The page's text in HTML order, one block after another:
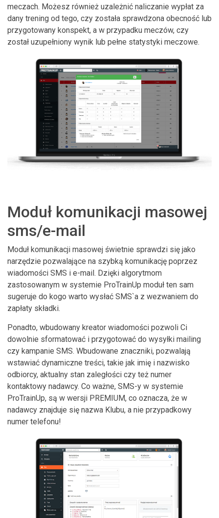
meczach. Możesz również uzależnić naliczanie wypłat za
dany trening od tego, czy została sprawdzona obecność lub
przygotowany konspekt, a w przypadku meczów, czy
został uzupełniony wynik lub pełne statystyki meczowe.
Moduł komunikacji masowej
sms/e-mail
Moduł komunikacji masowej świetnie sprawdzi się jako
narzędzie pozwalające na szybką komunikację poprzez
wiadomości SMS i e-mail. Dzięki algorytmom
zastosowanym w systemie ProTrainUp moduł ten sam
sugeruje do kogo warto wysłać SMS`a z wezwaniem do
zapłaty składki.
Ponadto, wbudowany kreator wiadomości pozwoli Ci
dowolnie sformatować i przygotować do wysyłki mailing
czy kampanie SMS. Wbudowane znaczniki, pozwalają
wstawiać dynamiczne treści, takie jak imię i nazwisko
odbiorcy, aktualny stan zaległości czy też numer
kontaktowy nadawcy. Co ważne, SMS-y w systemie
ProTrainUp, są w wersji PREMIUM, co oznacza, że w
nadawcy znajduje się nazwa Klubu, a nie przypadkowy
numer telefonu!